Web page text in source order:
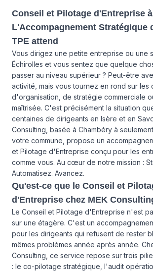
Conseil et Pilotage d'Entreprise
L'Accompagnement Stratégique
TPE attend
Vous dirigez une petite entreprise ou une
Échirolles et vous sentez que quelque
passer au niveau supérieur ? Peut-être
activité, mais vous tournez en rond sur les
d'organisation, de stratégie commerciale
maîtrisée. C'est précisément la situation
centaines de dirigeants en Isère et en
Consulting, basée à Chambéry à
votre commune, propose un
et Pilotage d'Entreprise conçu pour les
comme vous. Au cœur de notre mission :
Automatisez. Avancez.
Qu'est-ce que le Conseil et
d'Entreprise chez MEK
Le Conseil et Pilotage d'Entreprise n'est
sur une étagère. C'est un
pour les dirigeants qui refusent de rester
mêmes problèmes année après année.
Consulting, ce service repose sur trois
: le co-pilotage stratégique, l'audit